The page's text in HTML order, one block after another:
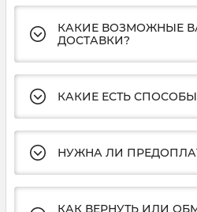
КАКИЕ ВОЗМОЖНЫЕ
ДОСТАВКИ?
КАКИЕ ЕСТЬ
НУЖНА ЛИ
КАК ВЕРНУТЬ ИЛИ